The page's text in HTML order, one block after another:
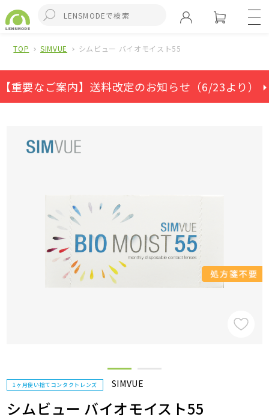
TOP SIMVUE シムビュー バイオモイスト55
【重要なご案内】送料改定のお知らせ（6/23より） ⏵
1ヶ月使い捨てコンタクトレンズ SIMVUE
シムビュー バイオモイスト55